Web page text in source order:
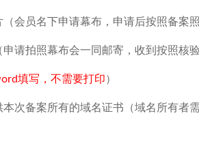
会员名下申请幕布，申请后按照备案
请拍照幕布会一同邮寄，收到按照核
填写，不需要打印）
次备案所有的域名证书（域名所有者